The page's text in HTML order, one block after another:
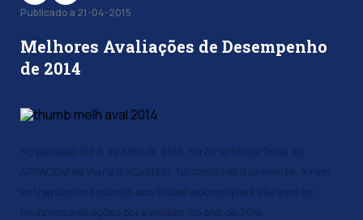
Publicado a 21-04-2015
Melhores Avaliações de Desempenho
de 2014
No passado dia 11 de Abril de 2015, na Assembleia Geral da
APPACDM de Viana do Castelo, tal como habitualmente, foram
entregues os diplomas aos trabalhadores que auferiram as
melhores avaliações por avaliador no ano de 2014.